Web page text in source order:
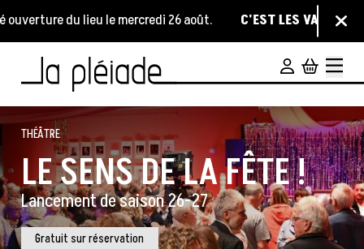
du lieu le mercredi 26 août. Information :
C'EST LES VACANCES !
THÉÂTRE
LE SENS DE LA FÊTE !
Lancement de saison 26-27
Gratuit sur réservation
ENSEMBLE
CONSTRUISONS LE
MATRIMOINE